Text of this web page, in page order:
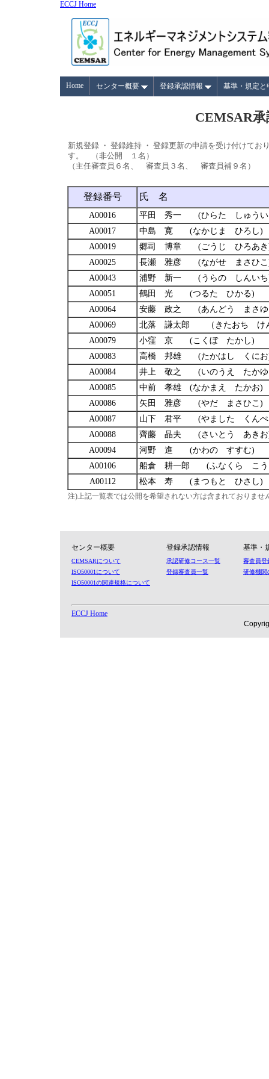
ECCJ Home
Home センター概要 登録承認情報 基準・規定と
CEMSAR承認 登
新規登録 ・ 登録維持 ・ 登録更新の申請を受け付けてお
す。 （非公開 １名）
（主任審査員６名、 審査員３名、 審査員補９名）
登録番号 氏 名
A00016
平田 秀一 (ひらた しゅうい
A00017
中島 寛 (なかじま ひろし)
A00019
郷司 博章 (ごうじ ひろあ
A00025
長瀬 雅彦 (ながせ まさひ
A00043
浦野 新一 (うらの しんい
A00051
鶴田 光 (つるた ひかる)
A00064
安藤 政之 (あんどう まさゆ
A00069
北落 謙太郎 （きたおち け
A00079
小窪 京 (こくぼ たかし)
A00083
高橋 邦雄 (たかはし くに
A00084
井上 敬之 (いのうえ たかゆ
A00085
中前 孝雄 (なかまえ たかお)
A00086
矢田 雅彦 (やだ まさひこ)
A00087
山下 君平 (やました くんぺ
A00088
齊藤 晶夫 (さいとう あき
A00094
河野 進 (かわの すすむ)
A00106
船倉 耕一郎 (ふなくら こう
A00112
松本 寿 (まつもと ひさし)
注)上記一覧表では公開を希望されない方は含まれておりませ
センター概要
CEMSARについて
ISO50001について
ISO50001の関連規格について
登録承認情報
承認研修コース一覧
登録審査員一覧
基準・
審査員登
研修機関
ECCJ Home